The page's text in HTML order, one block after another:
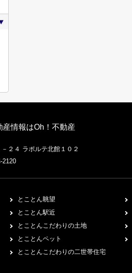
情報はOh！不動産
２４ ラポルテ北館１０２
2120
とことん眺望
とことん駅近
とことんこだわりの土地
とことんペット
とことんこだわりの二世帯住宅